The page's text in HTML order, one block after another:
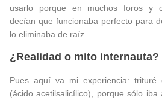
usarlo porque en muchos foros y
decían que funcionaba perfecto para
lo eliminaba de raíz.
¿Realidad o mito internauta?
Pues aquí va mi experiencia: trituré
(ácido acetilsalicílico), porque sólo